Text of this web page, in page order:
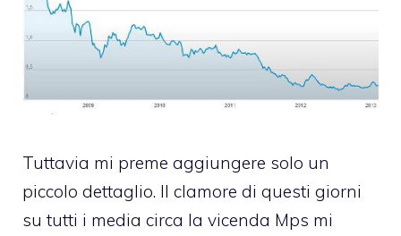
Tuttavia mi preme aggiungere solo un
piccolo dettaglio. Il clamore di questi giorni
su tutti i media circa la vicenda Mps mi